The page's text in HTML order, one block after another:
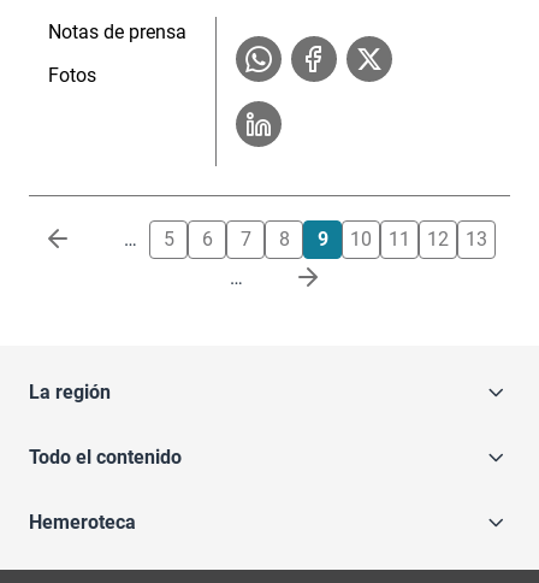
Notas de prensa
Fotos
Paginación … 5 6 7 8 9 10 11 12
13
…
La región
Todo el contenido
Hemeroteca